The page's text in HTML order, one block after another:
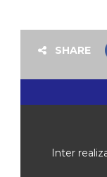
SHARE
Inter